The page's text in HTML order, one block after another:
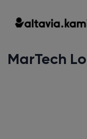
MarTech